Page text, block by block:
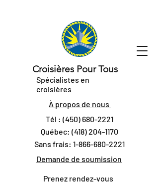
Croisières Pour Tous
Spécialistes en
croisières
À propos de nous
Tél : (450) 680-2221
Québec: (418) 204-1170
Sans frais: 1-866-680-2221
Demande de soumission
Prenez rendez-vous